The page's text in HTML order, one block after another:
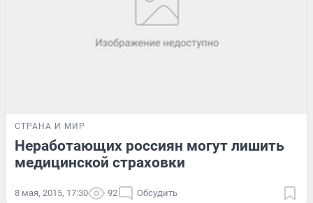
СТРАНА И МИР
Неработающих россиян могут лишить
медицинской страховки
8 мая, 2015, 17:30 92 Обсудить